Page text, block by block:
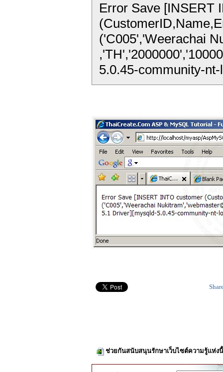
Error Save [INSERT
('C005','Weerachai
5.0.45-community-
ช่วยกันสนับสนุนรักษาเว็บไซต์ความรู้แห่ง